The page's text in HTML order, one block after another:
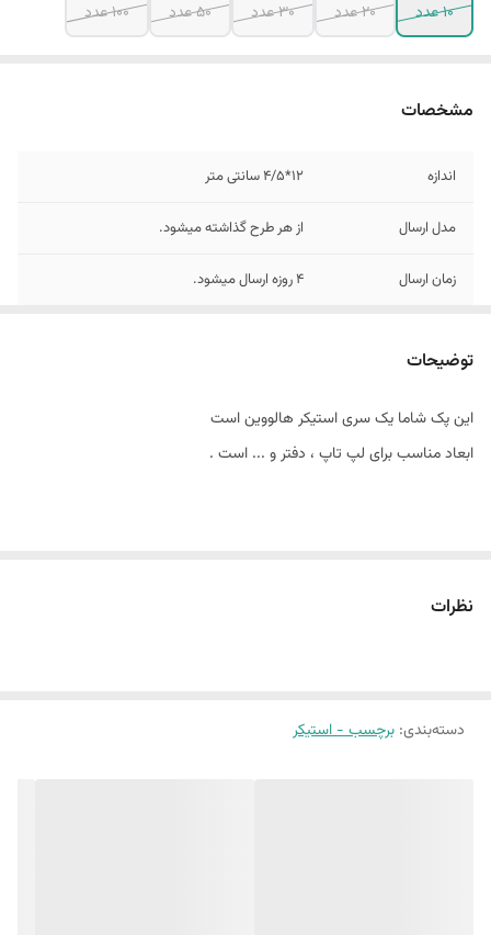
10 عدد
20 عدد 30 عدد 50 عدد 100 عدد
مشخصات
اندازه 12*4/5 سانتی متر
مدل ارسال از هر طرح گذاشته میشود.
زمان ارسال 4 روزه ارسال میشود.
توضیحات
این پک شاما یک سری استیکر هالووین است
ابعاد مناسب برای لپ تاپ ، دفتر و ... است .
نظرات
دسته‌بندی: برچسب - استیکر